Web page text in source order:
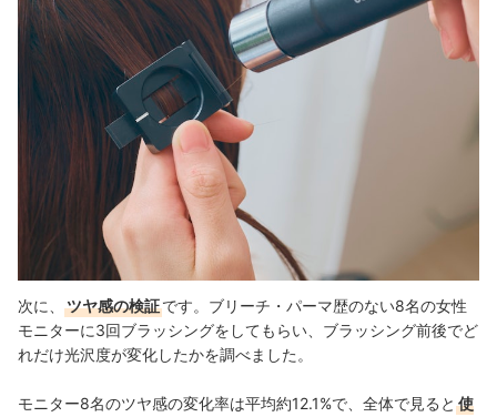
次に、 ツヤ感の検証です。ブリーチ・パーマ歴のない8名の女性
モニターに3回ブラッシングをしてもらい、ブラッシング前後でど
れだけ光沢度が変化したかを調べました。
モニター8名のツヤ感の変化率は平均約12.1%で、全体で見ると 使